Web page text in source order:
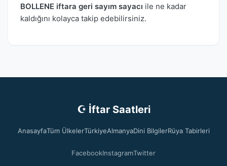
BOLLENE iftara geri sayım sayacı ile ne kadar
kaldığını kolayca takip edebilirsiniz.
☪ İftar Saatleri
AnasayfaTüm ÜlkelerTürkiyeAlmanyaDini BilgilerRüya Tabirleri
FacebookInstagramTwitter